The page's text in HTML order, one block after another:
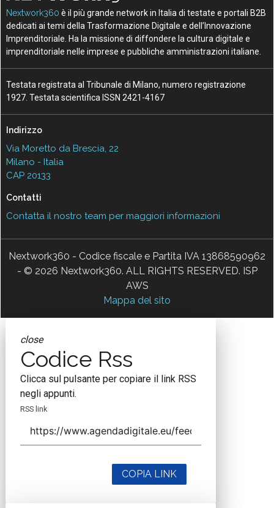
Nextwork360 è il più grande network in Italia di testate e portali B2B
dedicati ai temi della Trasformazione Digitale e dell’Innovazione
Imprenditoriale. Ha la missione di diffondere la cultura digitale e
imprenditoriale nelle imprese e pubbliche amministrazioni italiane.
Testata registrata al Tribunale di Milano, numero registrazione
1927. Testata scientifica ISSN 2421-4167
Indirizzo
Via Moretto da Brescia, 22
Milano - Italia
CAP 20133
Contatti
Contatta il nostro team per maggiori informazioni
Nextwork360 - Codice fiscale e Partita IVA 13868590962
- © 2026 Nextwork360. ALL RIGHTS RESERVED. ISP
AWS
Mappa del sito
close
Codice Rss
Clicca sul pulsante per copiare il link RSS
negli appunti.
RSS link
COPIA LINK